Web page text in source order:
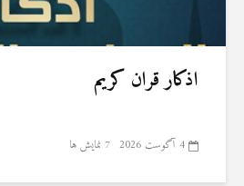
اذکار قران کریم
4 آگوست 2026 7 نمایش ها